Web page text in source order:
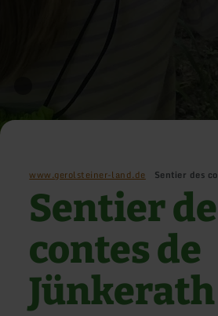
www.gerolsteiner-land.de Sentier des
Sentier
contes de
Jünkerath